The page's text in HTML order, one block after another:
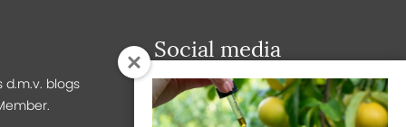
d.m.v. blogs
Social media